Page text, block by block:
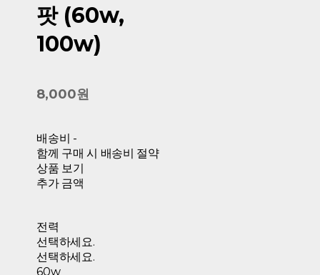
팟 (60w,
100w)
8,000원
배송비 -
함께 구매 시 배송비 절약
상품 보기
추가 금액
전력
선택하세요.
선택하세요.
60w